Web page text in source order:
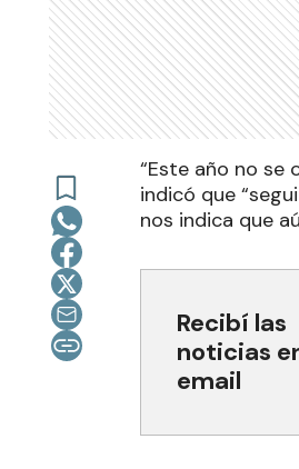
“Este año no se
indicó que
nos indica que
Recibí las
noticias
email